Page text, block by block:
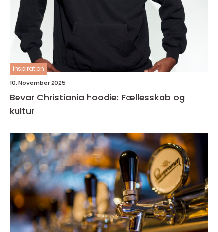
inspiration
10. November 2025
Bevar Christiania hoodie: Fællesskab og
kultur